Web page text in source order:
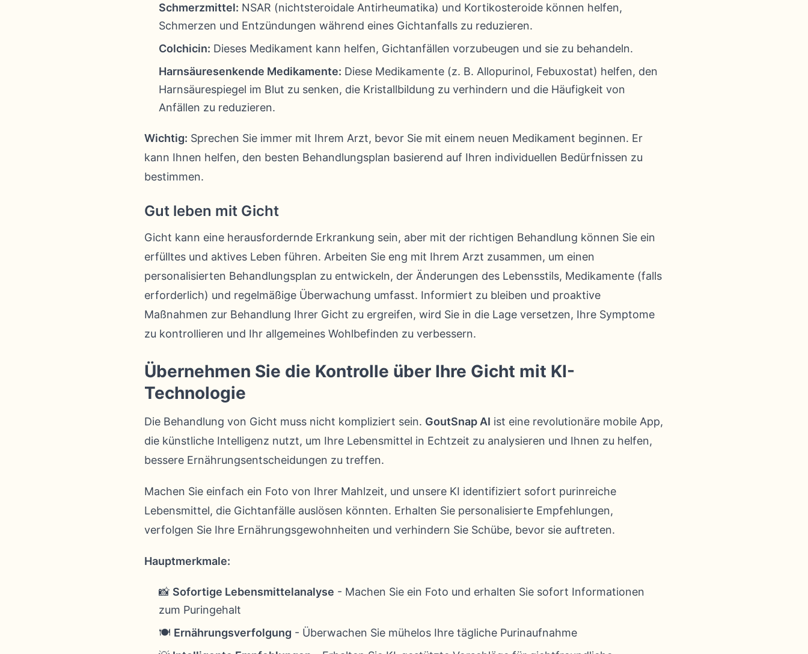
Schmerzmittel: NSAR (nichtsteroidale Antirheumatika) und Kortikosteroide können helfen,
Schmerzen und Entzündungen während eines Gichtanfalls zu reduzieren.
Colchicin: Dieses Medikament kann helfen, Gichtanfällen vorzubeugen und sie zu behandeln.
Harnsäuresenkende Medikamente: Diese Medikamente (z. B. Allopurinol, Febuxostat) helfen, den
Harnsäurespiegel im Blut zu senken, die Kristallbildung zu verhindern und die Häufigkeit von
Anfällen zu reduzieren.
Wichtig: Sprechen Sie immer mit Ihrem Arzt, bevor Sie mit einem neuen Medikament beginnen. Er
kann Ihnen helfen, den besten Behandlungsplan basierend auf Ihren individuellen Bedürfnissen zu
bestimmen.
Gut leben mit Gicht
Gicht kann eine herausfordernde Erkrankung sein, aber mit der richtigen Behandlung können Sie ein
erfülltes und aktives Leben führen. Arbeiten Sie eng mit Ihrem Arzt zusammen, um einen
personalisierten Behandlungsplan zu entwickeln, der Änderungen des Lebensstils, Medikamente (falls
erforderlich) und regelmäßige Überwachung umfasst. Informiert zu bleiben und proaktive
Maßnahmen zur Behandlung Ihrer Gicht zu ergreifen, wird Sie in die Lage versetzen, Ihre Symptome
zu kontrollieren und Ihr allgemeines Wohlbefinden zu verbessern.
Übernehmen Sie die Kontrolle über Ihre Gicht mit KI-
Technologie
Die Behandlung von Gicht muss nicht kompliziert sein. GoutSnap AI ist eine revolutionäre mobile App,
die künstliche Intelligenz nutzt, um Ihre Lebensmittel in Echtzeit zu analysieren und Ihnen zu helfen,
bessere Ernährungsentscheidungen zu treffen.
Machen Sie einfach ein Foto von Ihrer Mahlzeit, und unsere KI identifiziert sofort purinreiche
Lebensmittel, die Gichtanfälle auslösen könnten. Erhalten Sie personalisierte Empfehlungen,
verfolgen Sie Ihre Ernährungsgewohnheiten und verhindern Sie Schübe, bevor sie auftreten.
Hauptmerkmale:
📸 Sofortige Lebensmittelanalyse - Machen Sie ein Foto und erhalten Sie sofort Informationen
zum Puringehalt
🍽️ Ernährungsverfolgung - Überwachen Sie mühelos Ihre tägliche Purinaufnahme